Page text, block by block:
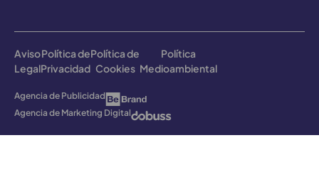
Aviso
Legal
Política de
Privacidad
Política de
Cookies
Política
Medioambiental
Agencia de Publicidad
Agencia de Marketing Digital